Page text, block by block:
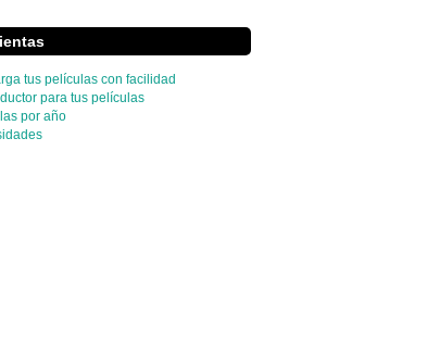
tus películas con facilidad
para tus películas
por año